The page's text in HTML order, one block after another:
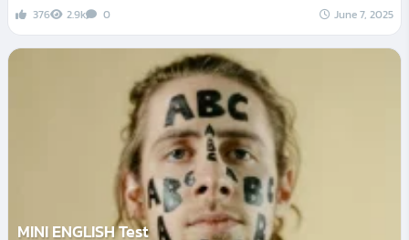
376 2.9k 0 June 7, 2025
MINI ENGLISH Test